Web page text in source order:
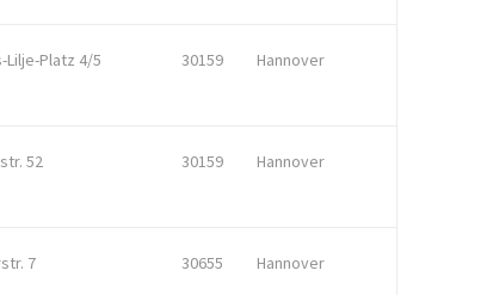
Lilje-Platz 4/5 30159 Hannover
52 30159 Hannover
7 30655 Hannover